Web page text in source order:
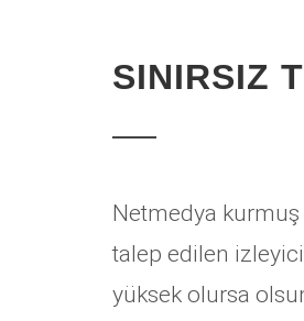
SINIRSIZ
Netmedya kurmuş
talep edilen
yüksek olursa